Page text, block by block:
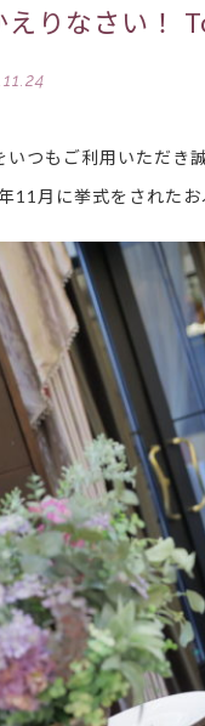
えりなさい！
いつもご利用いただき
11月に挙式をされたお